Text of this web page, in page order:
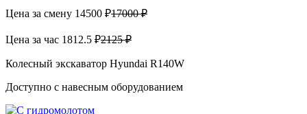
Цена за смену 14500 ₽17000 ₽
Цена за час 1812.5 ₽2125 ₽
Колесный экскаватор Hyundai R140W
Доступно с навесным оборудованием